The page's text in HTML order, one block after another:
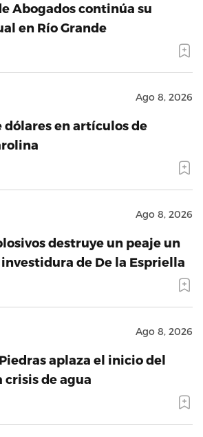
Abogados continúa su
en Río Grande
Ago 8, 2026
dólares en artículos de
Ago 8, 2026
destruye un peaje un
de De la Espriella
Ago 8, 2026
aplaza el inicio del
crisis de agua